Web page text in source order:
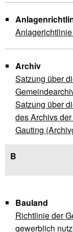
Archiv
Satzung über
Satzung über
des Archivs
Gauting
B
Bauland
Richtlinie der
gewerblich